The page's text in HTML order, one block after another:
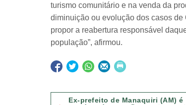
turismo comunitário e na venda da
diminuição ou evolução dos casos
propor a reabertura responsável
população”, afirmou.
Navegação
Ex-prefeito de Manaquiri (AM) é